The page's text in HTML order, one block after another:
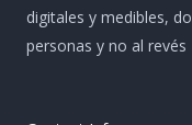
digitales y medibles,
personas y no al revés